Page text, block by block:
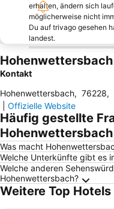
erhalten, ändern sich
möglicherweise nicht
Du auf trivago gesehen
landest.
Kontakt
Hohenwettersbach, 76228,
Offizielle Website
Häufig gestellte
Hohenwettersbach
Was macht
Welche Unterkünfte gibt es
Welche anderen
Hohenwettersbach?
Weitere Top Hotels